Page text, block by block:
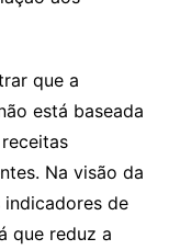
que a
está baseada
Na visão da
de
que reduz a